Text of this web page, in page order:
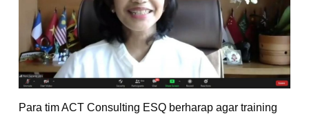
Para tim ACT Consulting ESQ berharap agar training